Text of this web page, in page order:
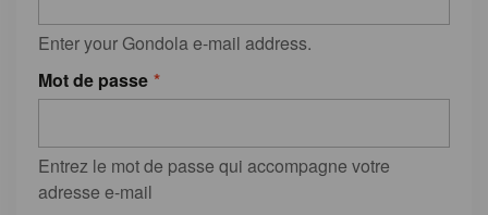
Enter your Gondola e-mail address.
Mot de passe
Entrez le mot de passe qui accompagne votre
adresse e-mail